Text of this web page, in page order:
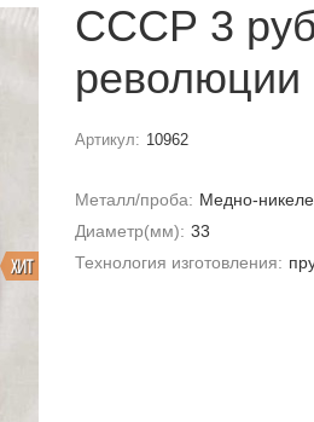
ХИТ
СССР 3
революции
Артикул: 10962
Металл/проба: Медно-
Диаметр(мм): 33
Технология изготовления: